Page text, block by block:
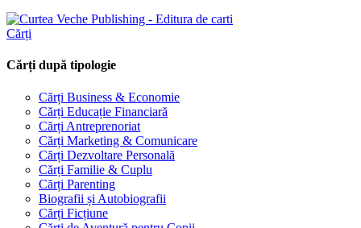
Cărți
Cărți după tipologie
Cărți Business & Economie
Cărți Educație Financiară
Cărți Antreprenoriat
Cărți Marketing & Comunicare
Cărți Dezvoltare Personală
Cărți Familie & Cuplu
Cărți Parenting
Biografii și Autobiografii
Cărți Ficțiune